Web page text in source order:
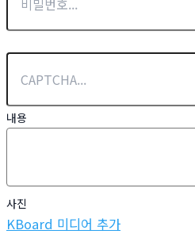
내용
사진
KBoard 미디어 추가